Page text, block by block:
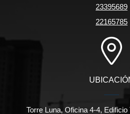
23395689
22165785
Torre Luna, Oficina 4-4, Edificio